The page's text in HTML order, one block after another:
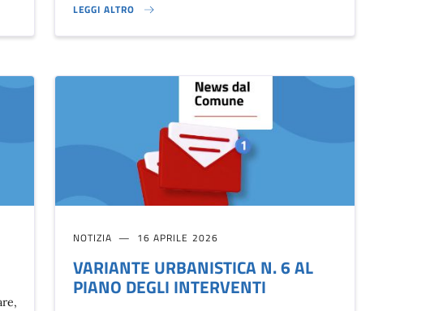
LEGGI ALTRO
CORSO PREVENZIONE E SICUREZZA IN AMBITO DOMESTICO}
NOTIZIA 16 APRILE 2026
VARIANTE URBANISTICA N. 6 AL
PIANO DEGLI INTERVENTI